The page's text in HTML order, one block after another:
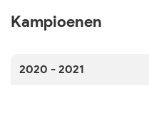
Kampioenen
2020 - 2021